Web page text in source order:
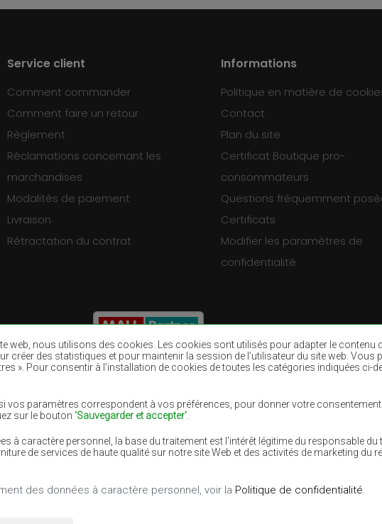
web, nous utilisons des cookies. Les cookies sont utilisés pour adapter le contenu
créer des statistiques et pour maintenir la session de l’utilisateur du site web.
». Pour consentir à l’installation de cookies de toutes les catégories indiquées ci-
si vos paramètres correspondent à vos préférences, pour donner votre
sur le bouton 'Sauvegarder et accepter'
à caractère personnel, la base du traitement est l'intérêt légitime du responsable du
de services de haute qualité sur notre site Web et des activités de marketing du
des données à caractère personnel, voir la Politique de confidentialité.
Service client
Comment commander
Comment faire un retour
Règlement
Réclamations concernant les
marchandises
Modalités de paiement
Livraison
Rétractation du contrat
Informations
Politique en matière de
Contact
Plan du site
Certificat Boutique pro-
consommateurs
Questions fréquemment
Certificats
Modifier les paramètres de
confidentialité
Tapis pourpres Tapis bleu marine
Tapis lilas
Tapis roses Tapis gris